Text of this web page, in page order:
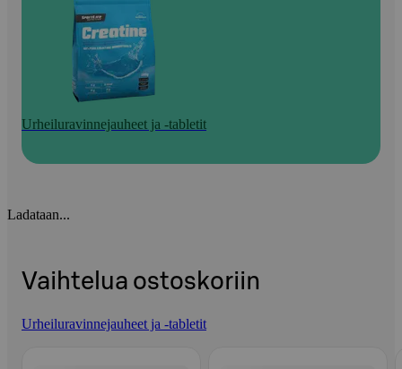
Urheiluravinnejauheet ja -tabletit
Ladataan...
Vaihtelua ostoskoriin
Urheiluravinnejauheet ja -tabletit